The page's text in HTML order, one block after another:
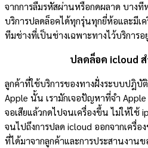
จากการลืมรหัสผ่านหรือกดผลาด บางที
บริการปลดล็อคได้ทุกรุ่นทุกยี่ห้อและมีเ
ทีมช่างที่เป็นช่างเฉพาะทางไว้บริการอ
ปลดล็อค icloud
ลูกค้าที่ใช้บริการของทางฝั่งระบบปฎิบั
Apple นั้น เรามักเจอปัญหาที่จำ
จอเสียแล้วกดไปจนเครื่องขึ้น ไม่ให้ใช้
จนไปถึงการปลด icloud ออกจากเครื่
ที่ได้มาจากลูกค้าและการประสานงาน